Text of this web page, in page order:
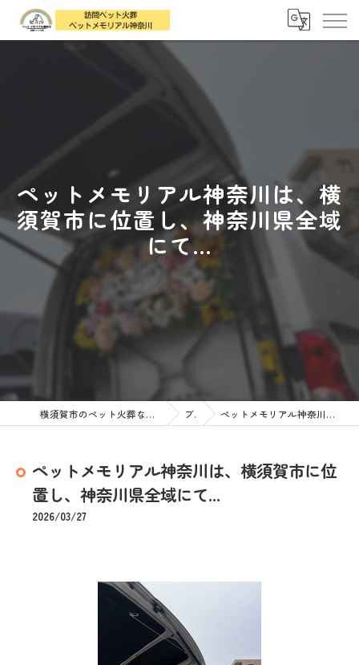
ペットメモリアル神奈川は、横
須賀市に位置し、神奈川県全域
にて...
横須賀市のペット火葬なら訪問ペット火葬 ペットメモリアル神奈川 ブログ ペットメモリアル神奈川は、横須賀市に位置し、神奈川県全域にて...
ペットメモリアル神奈川は、横須賀市に位
置し、神奈川県全域にて...
2026/03/27